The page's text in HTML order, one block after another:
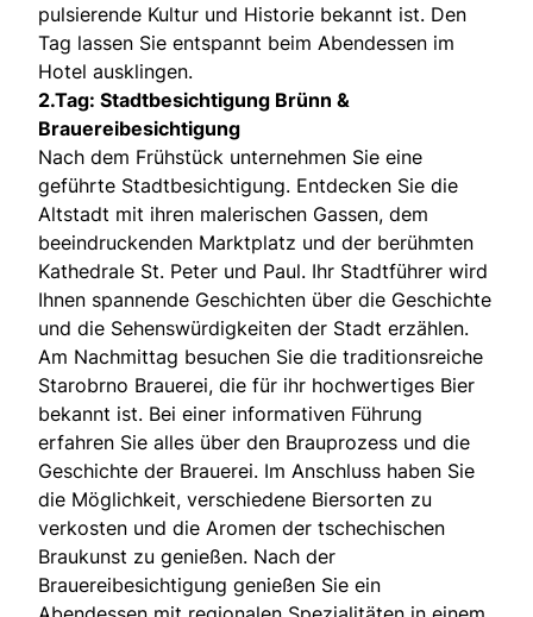
pulsierende Kultur und Historie bekannt ist. Den
Tag lassen Sie entspannt beim Abendessen im
Hotel ausklingen.
2.Tag: Stadtbesichtigung Brünn &
Brauereibesichtigung
Nach dem Frühstück unternehmen Sie eine
geführte Stadtbesichtigung. Entdecken Sie die
Altstadt mit ihren malerischen Gassen, dem
beeindruckenden Marktplatz und der berühmten
Kathedrale St. Peter und Paul. Ihr Stadtführer wird
Ihnen spannende Geschichten über die Geschichte
und die Sehenswürdigkeiten der Stadt erzählen.
Am Nachmittag besuchen Sie die traditionsreiche
Starobrno Brauerei, die für ihr hochwertiges Bier
bekannt ist. Bei einer informativen Führung
erfahren Sie alles über den Brauprozess und die
Geschichte der Brauerei. Im Anschluss haben Sie
die Möglichkeit, verschiedene Biersorten zu
verkosten und die Aromen der tschechischen
Braukunst zu genießen. Nach der
Brauereibesichtigung genießen Sie ein